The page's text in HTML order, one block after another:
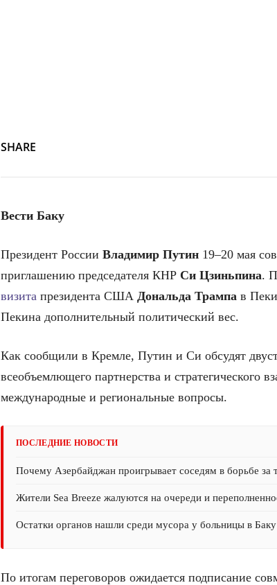
SHARE
Вести Баку
Президент России Владимир Путин 19–20 мая
приглашению председателя КНР Си Цзиньпина.
визита президента США Дональда Трампа в
Пекина дополнительный политический вес.
Как сообщили в Кремле, Путин и Си обсудят
всеобъемлющего партнерства и стратегического
международные и региональные вопросы.
ПОСЛЕДНИЕ НОВОСТИ
Почему Азербайджан проигрывает соседям в борьбе за
Жители Sea Breeze жалуются на очереди и
Остатки органов нашли среди мусора у больницы в Баку
По итогам переговоров ожидается подписание